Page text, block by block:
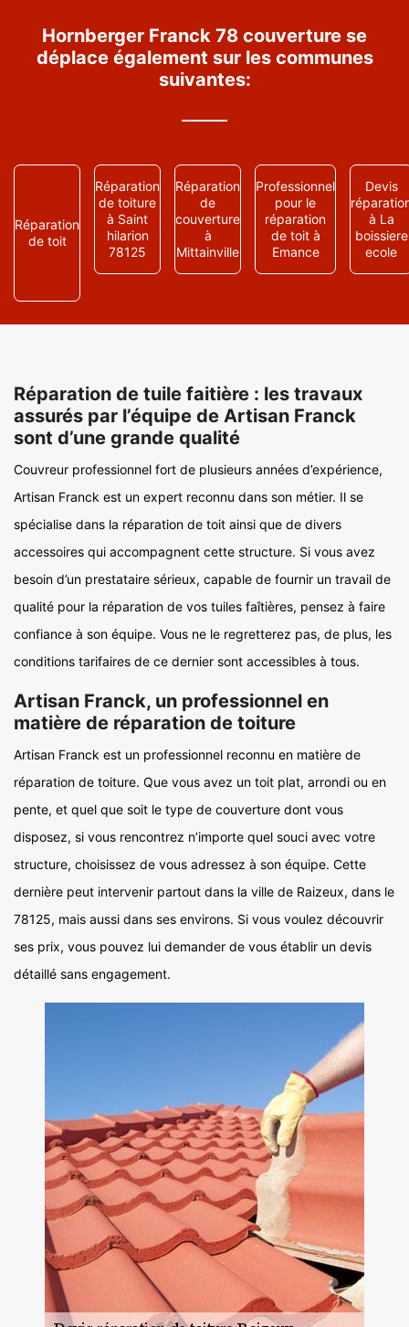
Hornberger Franck 78 couverture se
déplace également sur les communes
suivantes:
Réparation
de toit
Réparation
de toiture
à Saint
hilarion
78125
Réparation
de
couverture
à
Mittainville
Professionnel
pour le
réparation
de toit à
Emance
Devis
à La
boissiere
ecole
Réparation de tuile faitière : les travaux
assurés par l’équipe de Artisan Franck
sont d’une grande qualité
Couvreur professionnel fort de plusieurs années d’expérience,
Artisan Franck est un expert reconnu dans son métier. Il se
spécialise dans la réparation de toit ainsi que de divers
accessoires qui accompagnent cette structure. Si vous avez
besoin d’un prestataire sérieux, capable de fournir un travail de
qualité pour la réparation de vos tuiles faîtières, pensez à faire
confiance à son équipe. Vous ne le regretterez pas, de plus, les
conditions tarifaires de ce dernier sont accessibles à tous.
Artisan Franck, un professionnel en
matière de réparation de toiture
Artisan Franck est un professionnel reconnu en matière de
réparation de toiture. Que vous avez un toit plat, arrondi ou en
pente, et quel que soit le type de couverture dont vous
disposez, si vous rencontrez n’importe quel souci avec votre
structure, choisissez de vous adressez à son équipe. Cette
dernière peut intervenir partout dans la ville de Raizeux, dans le
78125, mais aussi dans ses environs. Si vous voulez découvrir
ses prix, vous pouvez lui demander de vous établir un devis
détaillé sans engagement.